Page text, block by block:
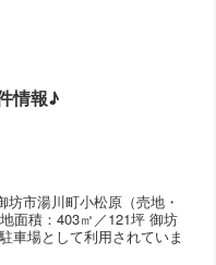
情報♪
市湯川町小松原（売地・
面積：403㎡／121坪 御坊
車場として利用されていま